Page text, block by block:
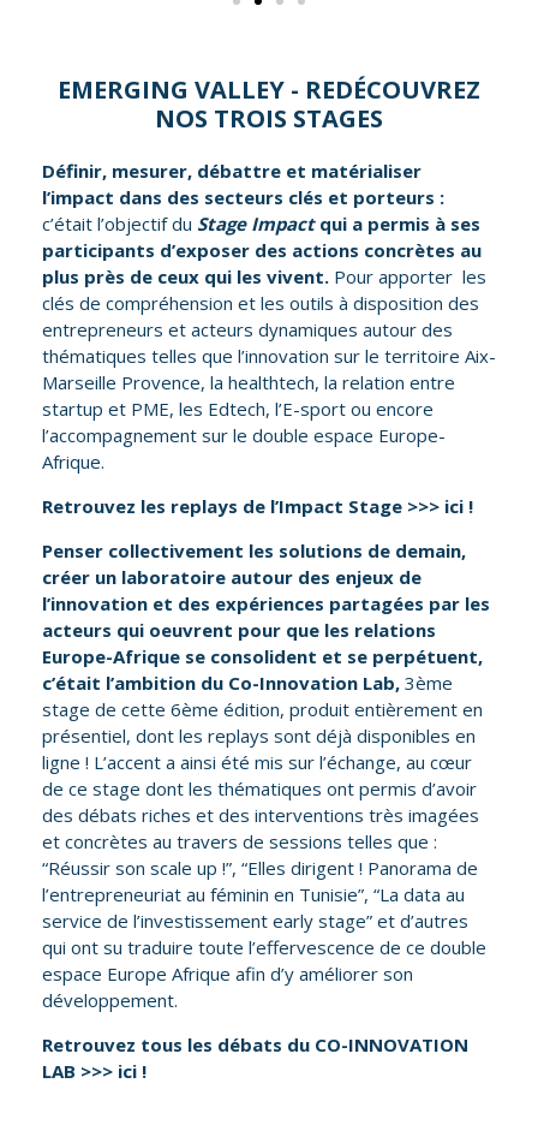
EMERGING VALLEY - REDÉCOUVREZ
NOS TROIS STAGES
Définir, mesurer, débattre et matérialiser
l’impact dans des secteurs clés et porteurs :
c’était l’objectif du Stage Impact qui a permis à ses
participants d’exposer des actions concrètes au
plus près de ceux qui les vivent. Pour apporter les
clés de compréhension et les outils à disposition des
entrepreneurs et acteurs dynamiques autour des
thématiques telles que l’innovation sur le territoire Aix-
Marseille Provence, la healthtech, la relation entre
startup et PME, les Edtech, l’E-sport ou encore
l’accompagnement sur le double espace Europe-
Afrique.
Retrouvez les replays de l’Impact Stage >>> ici !
Penser collectivement les solutions de demain,
créer un laboratoire autour des enjeux de
l’innovation et des expériences partagées par les
acteurs qui oeuvrent pour que les relations
Europe-Afrique se consolident et se perpétuent,
c’était l’ambition du Co-Innovation Lab, 3ème
stage de cette 6ème édition, produit entièrement en
présentiel, dont les replays sont déjà disponibles en
ligne ! L’accent a ainsi été mis sur l’échange, au cœur
de ce stage dont les thématiques ont permis d’avoir
des débats riches et des interventions très imagées
et concrètes au travers de sessions telles que :
“Réussir son scale up !”, “Elles dirigent ! Panorama de
l’entrepreneuriat au féminin en Tunisie”, “La data au
service de l’investissement early stage” et d’autres
qui ont su traduire toute l’effervescence de ce double
espace Europe Afrique afin d’y améliorer son
développement.
Retrouvez tous les débats du CO-INNOVATION
LAB >>> ici !